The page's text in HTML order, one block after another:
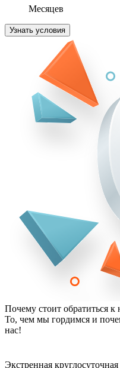
Месяцев
Узнать условия
Почему стоит обратиться к
То, чем мы гордимся и
нас!
Экстренная